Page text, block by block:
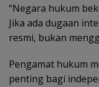
“Negara hukum
Jika ada dugaan
resmi, bukan
Pengamat hukum
penting bagi